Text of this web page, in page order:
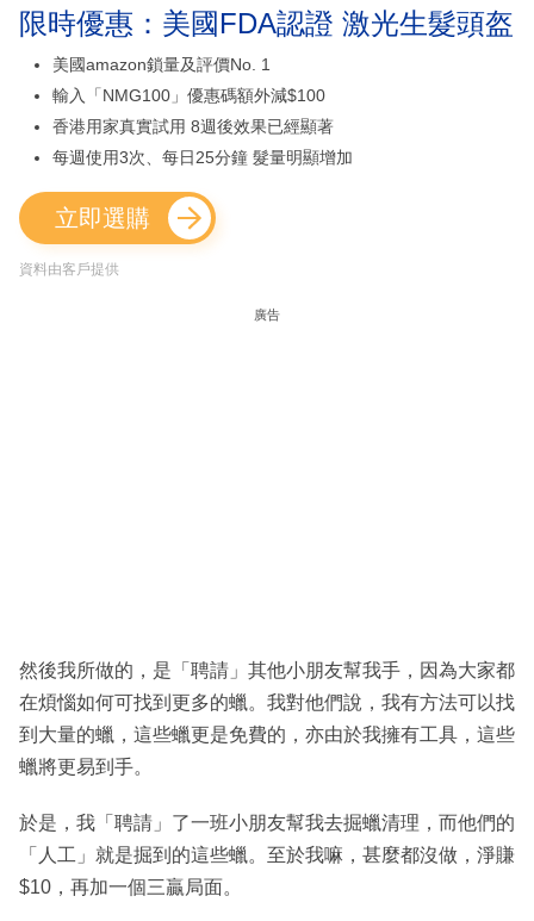
限時優惠：美國FDA認證 激光生髮頭盔
美國amazon鎖量及評價No. 1
輸入「NMG100」優惠碼額外減$100
香港用家真實試用 8週後效果已經顯著
每週使用3次、每日25分鐘 髮量明顯增加
立即選購
資料由客戶提供
廣告
然後我所做的，是「聘請」其他小朋友幫我手，因為大家都
在煩惱如何可找到更多的蠟。我對他們說，我有方法可以找
到大量的蠟，這些蠟更是免費的，亦由於我擁有工具，這些
蠟將更易到手。
於是，我「聘請」了一班小朋友幫我去掘蠟清理，而他們的
「人工」就是掘到的這些蠟。至於我嘛，甚麼都沒做，淨賺
$10，再加一個三贏局面。